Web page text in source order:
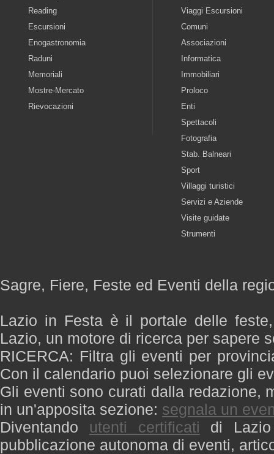
Reading
Escursioni
Enogastronomia
Raduni
Memoriali
Mostre-Mercato
Rievocazioni
Viaggi Escursioni
Comuni
Associazioni
Informatica
Immobiliari
Proloco
Enti
Spettacoli
Fotografia
Stab. Balneari
Sport
Villaggi turistici
Servizi e Aziende
Visite guidate
Strumenti
Sagre, Fiere, Feste ed Eventi della
Lazio in Festa è il portale delle
Lazio, un motore di ricerca per sapere
RICERCA: Filtra gli eventi per
Con il calendario puoi selezionare gli
Gli eventi sono curati dalla redazione,
in un'apposita sezione: segnala un
Diventando utenti certificati di
pubblicazione autonoma di eventi,